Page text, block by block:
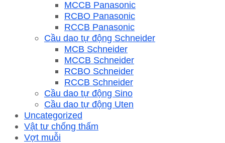
MCCB Panasonic
RCBO Panasonic
RCCB Panasonic
Cầu dao tự động Schneider
MCB Schneider
MCCB Schneider
RCBO Schneider
RCCB Schneider
Cầu dao tự động Sino
Cầu dao tự động Uten
Uncategorized
Vật tư chống thấm
Vợt muỗi